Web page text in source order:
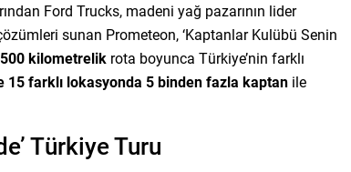
Ford Trucks, madeni yağ pazarının lider
sunan Prometeon, ‘Kaptanlar Kulübü Senin
kilometrelik rota boyunca Türkiye’nin farklı
15 farklı lokasyonda 5 binden fazla kaptan ile
Türkiye Turu